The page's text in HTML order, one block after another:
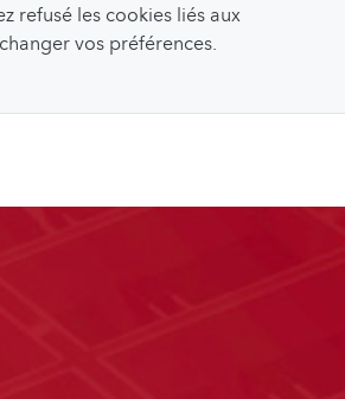
refusé les cookies liés aux
vos préférences.